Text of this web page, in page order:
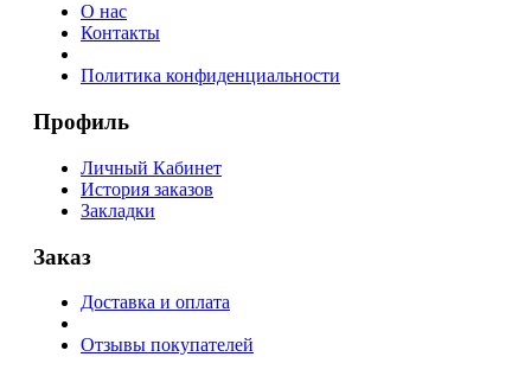
О нас
Контакты
Политика конфиденциальности
Профиль
Личный Кабинет
История заказов
Закладки
Заказ
Доставка и оплата
Отзывы покупателей